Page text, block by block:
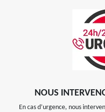
NOUS
En cas d’urgence, nous